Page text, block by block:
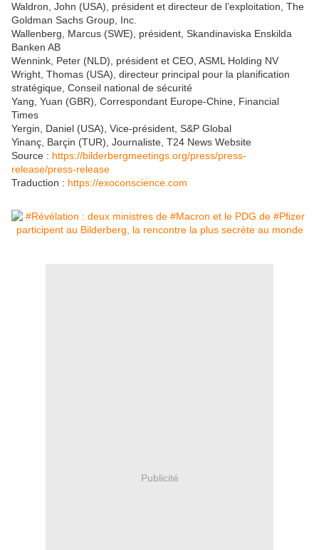
Waldron, John (USA), président et directeur de l’exploitation, The
Goldman Sachs Group, Inc.
Wallenberg, Marcus (SWE), président, Skandinaviska Enskilda
Banken AB
Wennink, Peter (NLD), président et CEO, ASML Holding NV
Wright, Thomas (USA), directeur principal pour la planification
stratégique, Conseil national de sécurité
Yang, Yuan (GBR), Correspondant Europe-Chine, Financial
Times
Yergin, Daniel (USA), Vice-président, S&P Global
Yinanç, Barçin (TUR), Journaliste, T24 News Website
Source : https://bilderbergmeetings.org/press/press-
release/press-release
Traduction : https://exoconscience.com
Publicité